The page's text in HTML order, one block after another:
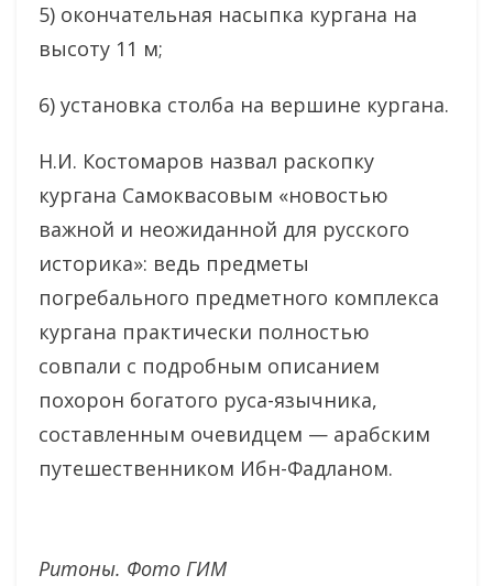
5) окончательная насыпка кургана на
высоту 11 м;
6) установка столба на вершине кургана.
Н.И. Костомаров назвал раскопку
кургана Самоквасовым «новостью
важной и неожиданной для русского
историка»: ведь предметы
погребального предметного комплекса
кургана практически полностью
совпали с подробным описанием
похорон богатого руса-язычника,
составленным очевидцем — арабским
путешественником Ибн-Фадланом.
Ритоны. Фото ГИМ